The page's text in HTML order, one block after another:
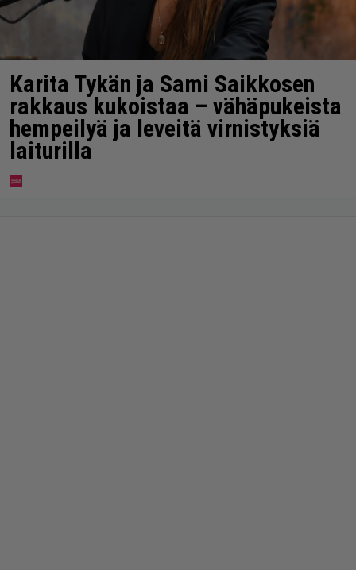
Karita Tykän ja Sami Saikkosen
rakkaus kukoistaa – vähäpukeista
hempeilyä ja leveitä virnistyksiä
laiturilla